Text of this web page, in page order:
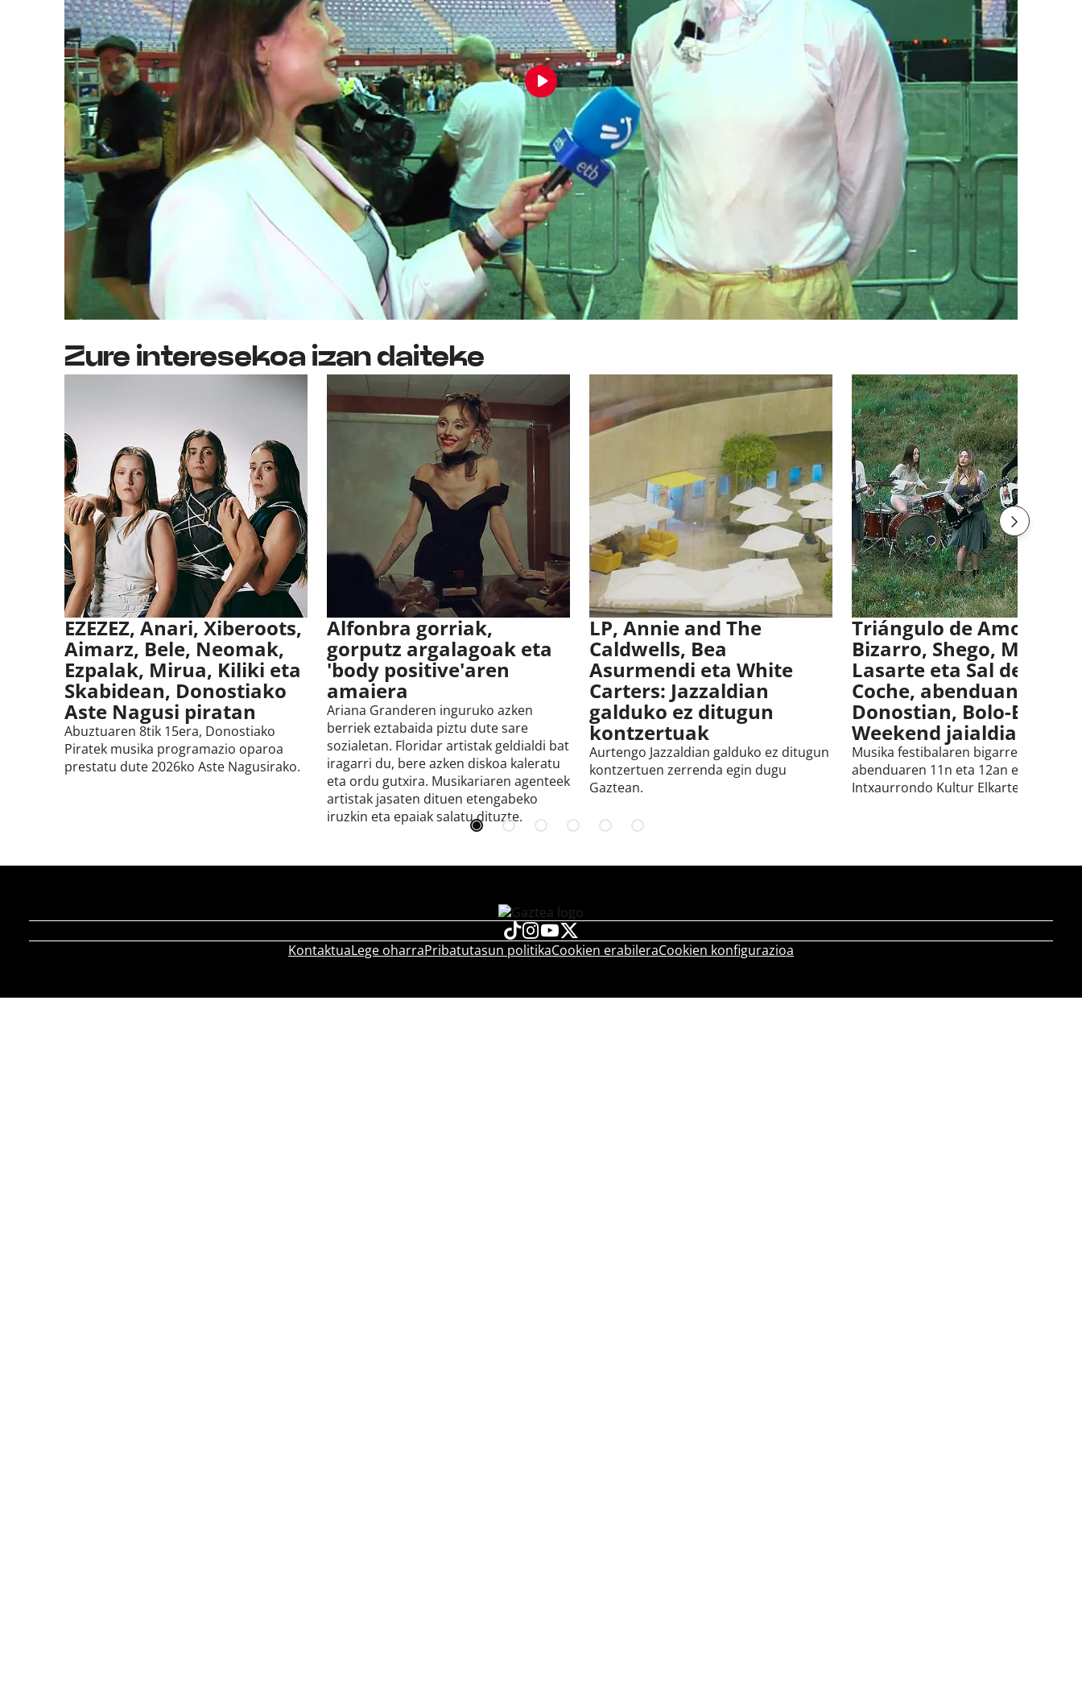
Zure interesekoa izan daiteke
EZEZEZ, Anari, Xiberoots,
Aimarz, Bele, Neomak,
Ezpalak, Mirua, Kiliki eta
Skabidean, Donostiako
Aste Nagusi piratan
Abuztuaren 8tik 15era, Donostiako
Piratek musika programazio oparoa
prestatu dute 2026ko Aste Nagusirako.
Alfonbra gorriak,
gorputz argalagoak eta
'body positive'aren
amaiera
Ariana Granderen inguruko azken
berriek eztabaida piztu dute sare
sozialetan. Floridar artistak geldialdi bat
iragarri du, bere azken diskoa kaleratu
eta ordu gutxira. Musikariaren agenteek
artistak jasaten dituen etengabeko
iruzkin eta epaiak salatu dituzte.
LP, Annie and The
Caldwells, Bea
Asurmendi eta White
Carters: Jazzaldian
galduko ez ditugun
kontzertuak
Aurtengo Jazzaldian galduko ez ditugun
kontzertuen zerrenda egin dugu
Gaztean.
Triángulo de Amor
Bizarro, Shego, Marte
Lasarte eta Sal del
Coche, abenduan
Donostian, Bolo-Bolo
Weekend jaialdian
Musika festibalaren bigarren edizioa
abenduaren 11n eta 12an egingo
Intxaurrondo Kultur Elkartean.
KontaktuaLege oharraPribatutasun politikaCookien erabileraCookien konfigurazioa